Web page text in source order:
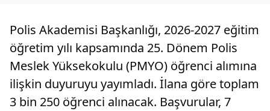
Polis Akademisi Başkanlığı, 2026-2027 eğitim
öğretim yılı kapsamında 25. Dönem Polis
Meslek Yüksekokulu (PMYO) öğrenci alımına
ilişkin duyuruyu yayımladı. İlana göre toplam
3 bin 250 öğrenci alınacak. Başvurular, 7